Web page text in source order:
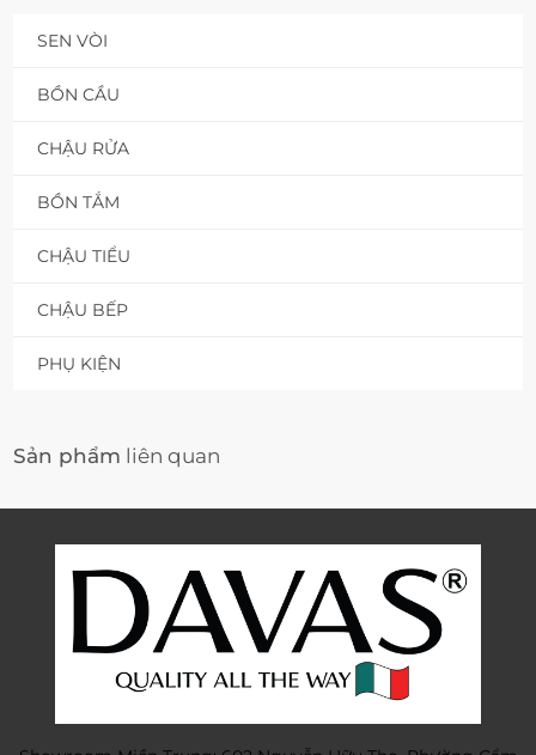
SEN VÒI
BỒN CẦU
CHẬU RỬA
BỒN TẮM
CHẬU TIỂU
CHẬU BẾP
PHỤ KIỆN
Sản phẩm liên quan